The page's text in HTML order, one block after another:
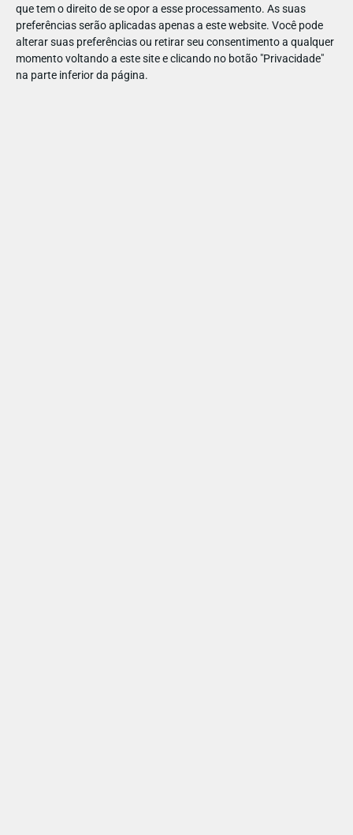
que tem o direito de se opor a esse processamento. As suas
preferências serão aplicadas apenas a este website. Você pode
alterar suas preferências ou retirar seu consentimento a qualquer
momento voltando a este site e clicando no botão "Privacidade"
na parte inferior da página.
Desafiámos algumas famílias sobre as séries do
Disney Junior!
Conhece tão bem como os seus filhos as séries do
Disney Junior? Reunimos famílias no sofá para
PAIS | APPS, JOGOS E TV | PARENTALIDADE